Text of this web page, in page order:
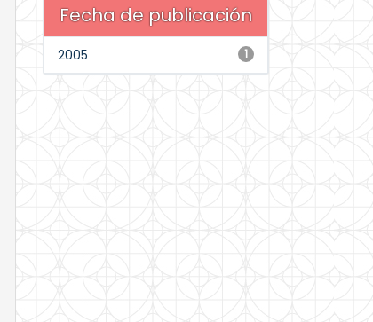
Fecha de publicación
1
2005